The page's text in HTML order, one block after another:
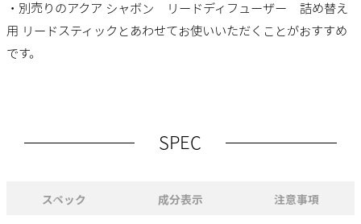
・別売りのアクア シャボン リードディフューザー 詰め替え
用 リードスティックとあわせてお使いいただくことがおすすめ
です。
SPEC
スペック 成分表示 注意事項